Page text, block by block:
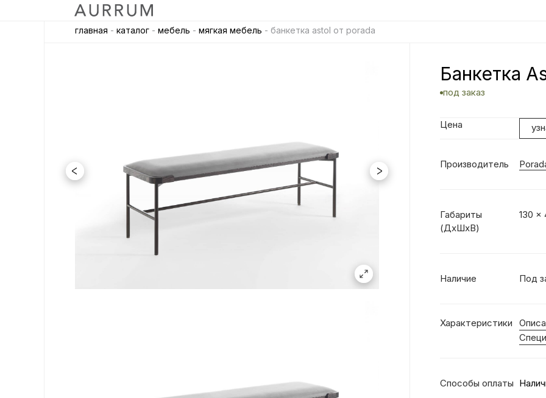
главная - каталог - мебель - мягкая мебель - банкетка astol от porada
Банкетка
под заказ
Цена
Производитель
Габариты
(ДхШхВ)
130 x
Наличие Под
Характеристики
Способы оплаты